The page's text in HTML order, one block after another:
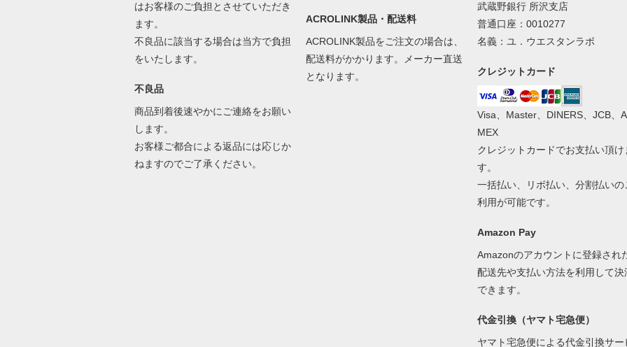
はお客様のご負担とさせていただき
ます。
不良品に該当する場合は当方で負担
をいたします。
不良品
商品到着後速やかにご連絡をお願い
します。
お客様ご都合による返品には応じか
ねますのでご了承ください。
ACROLINK製品・配送料
ACROLINK製品をご注文の場合は、
配送料がかかります。メーカー直送
となります。
武蔵野銀行 所沢支店
普通口座：0010277
名義：ユ．ウエスタンラボ
クレジットカード
Visa、Master、DINERS、JCB、A
MEX
クレジットカードでお支払い頂け
す。
一括払い、リボ払い、分割払いの
利用が可能です。
Amazon Pay
Amazonのアカウントに登録され
配送先や支払い方法を利用して決
できます。
代金引換（ヤマト宅急便）
ヤマト宅急便による代金引換サー